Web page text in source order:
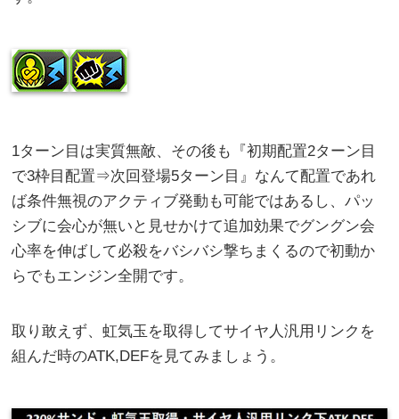
1ターン目は実質無敵、その後も『初期配置2ターン目
で3枠目配置⇒次回登場5ターン目』なんて配置であれ
ば条件無視のアクティブ発動も可能ではあるし、パッ
シブに会心が無いと見せかけて追加効果でグングン会
心率を伸ばして必殺をバシバシ撃ちまくるので初動か
らでもエンジン全開です。
取り敢えず、虹気玉を取得してサイヤ人汎用リンクを
組んだ時のATK,DEFを見てみましょう。